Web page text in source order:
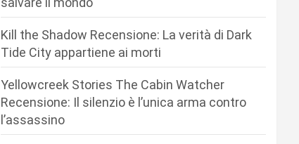
Kill the Shadow Recensione: La verità di Dark
Tide City appartiene ai morti
Yellowcreek Stories The Cabin Watcher
Recensione: Il silenzio è l’unica arma contro
l’assassino